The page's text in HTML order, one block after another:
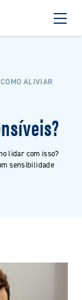
COMO ALIVIAR
lidar com isso?
sensibilidade